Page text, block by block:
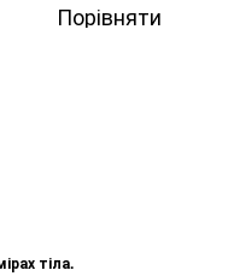
Порівняти
тіла.